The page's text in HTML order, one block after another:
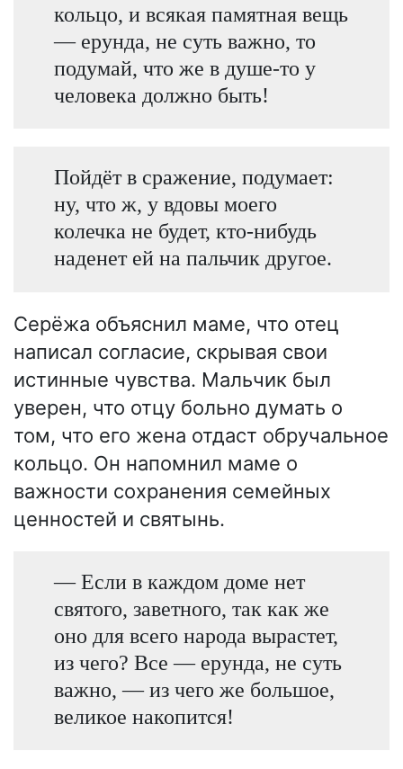
кольцо, и всякая памятная вещь
— ерунда, не суть важно, то
подумай, что же в душе-то у
человека должно быть!
Пойдёт в сражение, подумает:
ну, что ж, у вдовы моего
колечка не будет, кто-нибудь
наденет ей на пальчик другое.
Серёжа объяснил маме, что отец
написал согласие, скрывая свои
истинные чувства. Мальчик был
уверен, что отцу больно думать о
том, что его жена отдаст обручальное
кольцо. Он напомнил маме о
важности сохранения семейных
ценностей и святынь.
— Если в каждом доме нет
святого, заветного, так как же
оно для всего народа вырастет,
из чего? Все — ерунда, не суть
важно, — из чего же большое,
великое накопится!